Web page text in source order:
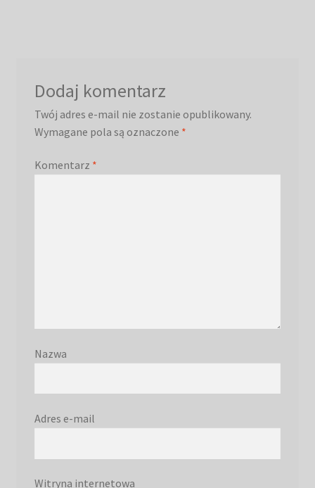
Dodaj komentarz
Twój adres e-mail nie zostanie opublikowany.
Wymagane pola są oznaczone *
Komentarz *
Nazwa
Adres e-mail
Witryna internetowa